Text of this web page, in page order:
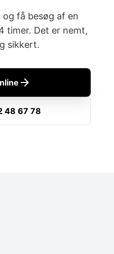
få besøg af en
timer. Det er nemt,
sikkert.
arrow_forward
48 67 78